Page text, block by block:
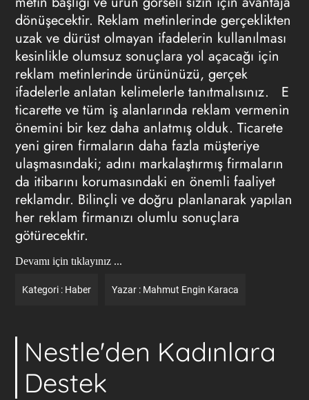
dönüşecektir. Reklam metinlerinde gerçeklikten
uzak ve dürüst olmayan ifadelerin kullanılması
kesinlikle olumsuz sonuçlara yol açacağı için
reklam metinlerinde ürününüzü, gerçek
ifadelerle anlatan kelimelerle tanıtmalısınız. E
ticarette ve tüm iş alanlarında reklam vermenin
önemini bir kez daha anlatmış olduk. Ticarete
yeni giren firmaların daha fazla müşteriye
ulaşmasındaki; adını markalaştırmış firmaların
da itibarını korumasındaki en önemli faaliyet
reklamdır. Bilinçli ve doğru planlanarak yapılan
her reklam firmanızı olumlu sonuçlara
götürecektir.
Devamı için tıklayınız ...
Kategori : Haber Yazar : Mahmut Engin Karaca
Nestle'den Kadınlara
Destek